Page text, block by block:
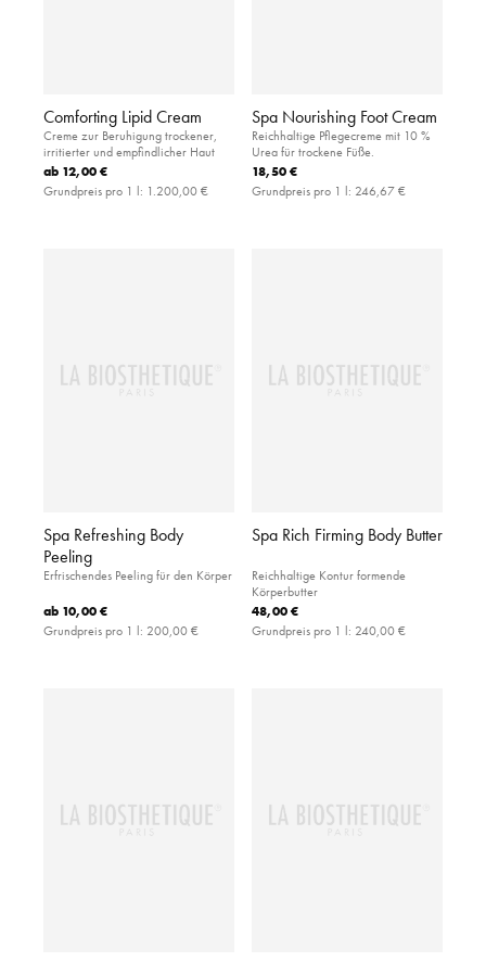
Comforting Lipid Cream
Creme zur Beruhigung trockener,
irritierter und empfindlicher Haut
ab 12,00 €
Grundpreis pro 1 l: 1.200,00 €
Spa Nourishing Foot Cream
Reichhaltige Pflegecreme mit 10 %
Urea für trockene Füße.
18,50 €
Grundpreis pro 1 l: 246,67 €
Spa Refreshing Body
Peeling
Erfrischendes Peeling für den Körper
ab 10,00 €
Grundpreis pro 1 l: 200,00 €
Spa Rich Firming Body Butter
Reichhaltige Kontur formende
Körperbutter
48,00 €
Grundpreis pro 1 l: 240,00 €